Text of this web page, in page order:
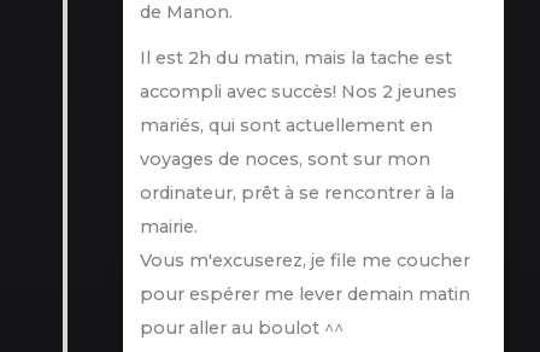
de Manon.
Il est 2h du matin, mais la tache est
accompli avec succès! Nos 2 jeunes
mariés, qui sont actuellement en
voyages de noces, sont sur mon
ordinateur, prêt à se rencontrer à la
mairie.
Vous m'excuserez, je file me coucher
pour espérer me lever demain matin
pour aller au boulot ^^